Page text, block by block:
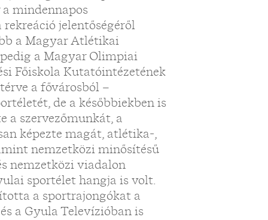
mindennapos
jelentőségéről
a Magyar Atlétikai
a Magyar Olimpiai
Főiskola Kutatóintézetének
a fővárosból –
de a későbbiekben is
a szervezőmunkát, a
képezte magát, atlétika-,
nemzetközi minősítésű
nemzetközi viadalon
sportélet hangja is volt.
a sportrajongókat a
a Gyula Televízióban is